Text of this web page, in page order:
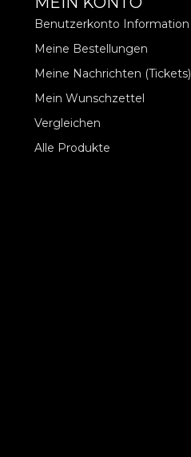
Benutzerkonto Information
Meine Bestellungen
Meine Nachrichten (Tickets)
Mein Wunschzettel
Vergleichen
Alle Produkte